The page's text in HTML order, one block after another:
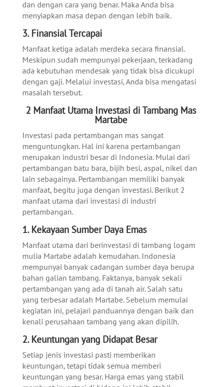
dan dengan cara yang benar. Maka Anda bisa
menyiapkan masa depan dengan lebih baik.
3. Finansial Tercapai
Manfaat ketiga adalah merdeka secara finansial.
Meskipun sudah mempunyai pekerjaan, terkadang
ada kebutuhan mendesak yang tidak bisa dicukupi
dengan gaji. Melalui investasi, Anda bisa mengatasi
masalah tersebut.
2 Manfaat Utama Investasi di Tambang Mas
Martabe
Investasi pada pertambangan mas sangat
menguntungkan. Hal ini karena pertambangan
merupakan industri besar di Indonesia. Mulai dari
pertambangan batu bara, bijih besi, aspal, nikel dan
lain sebagainya. Pertambangan memiliki banyak
manfaat, begitu juga dengan investasi. Berikut 2
manfaat utama dari investasi di industri
pertambangan.
1. Kekayaan Sumber Daya Emas
Manfaat utama dari berinvestasi di tambang logam
mulia Martabe adalah kemudahan. Indonesia
mempunyai banyak cadangan sumber daya berupa
bahan galian tambang. Faktanya, banyak sekali
pertambangan yang ada di tanah air. Salah satu
yang terbesar adalah Martabe. Sebelum memulai
kegiatan ini, pelajari panduannya dengan baik dan
kenali perusahaan tambang yang akan dipilih.
2. Keuntungan yang Didapat Besar
Setiap jenis investasi pasti memberikan
keuntungan, tetapi tidak semua memberi
keuntungan yang besar. Harga emas yang stabil